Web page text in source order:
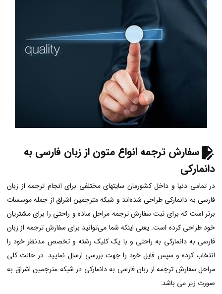
سفارش ترجمه انواع متون از زبان فارسی به
دانمارکی
در تمامی دنیا و داخل کشورمان سایتهای مختلفی برای انجام ترجمه از زبان
فارسی به دانمارکی طراحی شده‌اند و شبکه مترجمین اشراق از جمله موسسات
برتر است که برای ثبت سفارش ترجمه مراحل ساده و راحتی را برای مشتریان
خود طراحی کرده است. یعنی اینکه شما می‌توانید برای سفارش ترجمه از زبان
فارسی به دانمارکی به راحتی و با یک کلیک رشته و تخصص مدنظر خود را
انتخاب کرده و سپس فایل خود را جهت بررسی ارسال نمایید. در حالت کلی
مراحل سفارش ترجمه از زبان فارسی به دانمارکی در شبکه مترجمین اشراق به
صورت زیر می باشد: